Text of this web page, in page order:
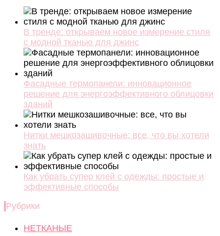
В тренде: открываем новое измерение стиля
с модной тканью для джинс
Фасадные термопанели: инновационное
решение для энергоэффективного облицовки
зданий
Нитки мешкозашивочные: все, что вы хотели
знать
Как убрать супер клей с одежды: простые и
эффективные способы
Рубрики
НЕТКАНЫЕ